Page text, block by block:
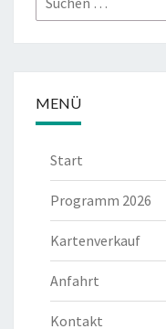
nach:
MENÜ
Start
Programm 2026
Kartenverkauf
Anfahrt
Kontakt